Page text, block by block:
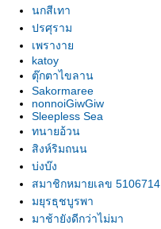
นกสีเทา
ปรศุราม
เพรางา
katoy
ตุ๊กตาไขลาน
Sakormaree
nonnoiGiwGiw
Sleepless Sea
ทนายอ้วน
สิงห์ริมถนน
บ่งบ๊ง
สมาชิกหมายเลข 5106714
มยุรธุชบูรพา
มาช้ายังดีกว่าไม่มา